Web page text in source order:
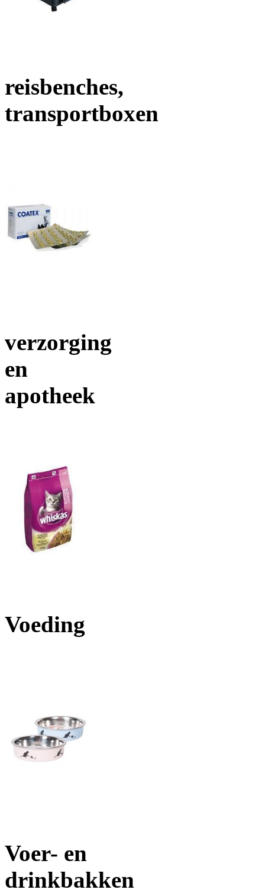
reisbenches,
transportboxen
verzorging
en
apotheek
Voeding
Voer- en
drinkbakken